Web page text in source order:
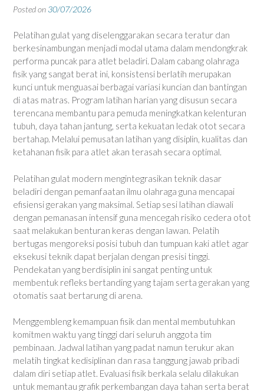
Posted on 30/07/2026
Pelatihan gulat yang diselenggarakan secara teratur dan
berkesinambungan menjadi modal utama dalam mendongkrak
performa puncak para atlet beladiri. Dalam cabang olahraga
fisik yang sangat berat ini, konsistensi berlatih merupakan
kunci untuk menguasai berbagai variasi kuncian dan bantingan
di atas matras. Program latihan harian yang disusun secara
terencana membantu para pemuda meningkatkan kelenturan
tubuh, daya tahan jantung, serta kekuatan ledak otot secara
bertahap. Melalui pemusatan latihan yang disiplin, kualitas dan
ketahanan fisik para atlet akan terasah secara optimal.
Pelatihan gulat modern mengintegrasikan teknik dasar
beladiri dengan pemanfaatan ilmu olahraga guna mencapai
efisiensi gerakan yang maksimal. Setiap sesi latihan diawali
dengan pemanasan intensif guna mencegah risiko cedera otot
saat melakukan benturan keras dengan lawan. Pelatih
bertugas mengoreksi posisi tubuh dan tumpuan kaki atlet agar
eksekusi teknik dapat berjalan dengan presisi tinggi.
Pendekatan yang berdisiplin ini sangat penting untuk
membentuk refleks bertanding yang tajam serta gerakan yang
otomatis saat bertarung di arena.
Menggembleng kemampuan fisik dan mental membutuhkan
komitmen waktu yang tinggi dari seluruh anggota tim
pembinaan. Jadwal latihan yang padat namun terukur akan
melatih tingkat kedisiplinan dan rasa tanggung jawab pribadi
dalam diri setiap atlet. Evaluasi fisik berkala selalu dilakukan
untuk memantau grafik perkembangan daya tahan serta berat